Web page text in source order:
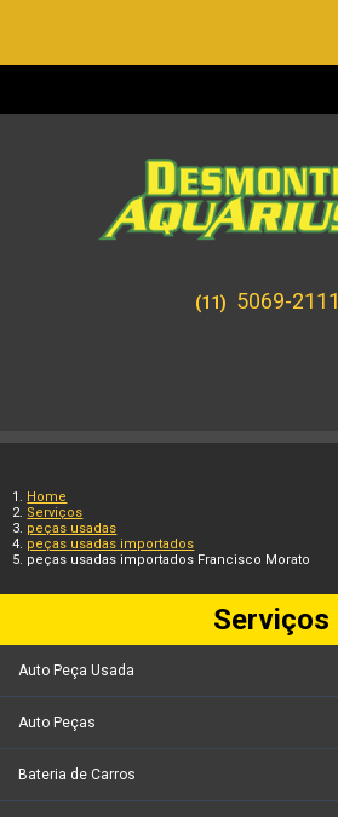
(11) 5069-2111
Home
Serviços
peças usadas
peças usadas importados
peças usadas importados Francisco Morato
Serviços
Auto Peça Usada
Auto Peças
Bateria de Carros